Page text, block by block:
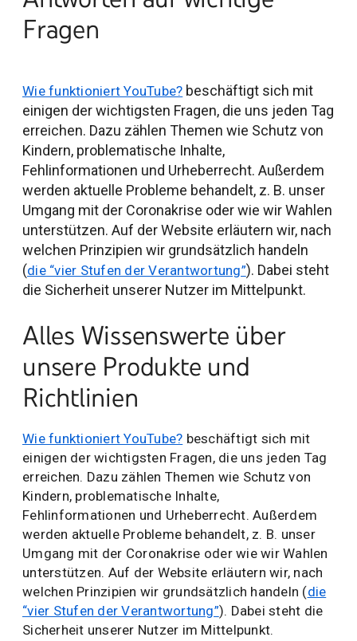
Fragen
Wie funktioniert YouTube? beschäftigt sich mit
einigen der wichtigsten Fragen, die uns jeden Tag
erreichen. Dazu zählen Themen wie Schutz von
Kindern, problematische Inhalte,
Fehlinformationen und Urheberrecht. Außerdem
werden aktuelle Probleme behandelt, z. B. unser
Umgang mit der Coronakrise oder wie wir Wahlen
unterstützen. Auf der Website erläutern wir, nach
welchen Prinzipien wir grundsätzlich handeln
(die “vier Stufen der Verantwortung”). Dabei steht
die Sicherheit unserer Nutzer im Mittelpunkt.
Alles Wissenswerte über
unsere Produkte und
Richtlinien
Wie funktioniert YouTube? beschäftigt sich mit
einigen der wichtigsten Fragen, die uns jeden Tag
erreichen. Dazu zählen Themen wie Schutz von
Kindern, problematische Inhalte,
Fehlinformationen und Urheberrecht. Außerdem
werden aktuelle Probleme behandelt, z. B. unser
Umgang mit der Coronakrise oder wie wir Wahlen
unterstützen. Auf der Website erläutern wir, nach
welchen Prinzipien wir grundsätzlich handeln (die
“vier Stufen der Verantwortung”). Dabei steht die
Sicherheit unserer Nutzer im Mittelpunkt.